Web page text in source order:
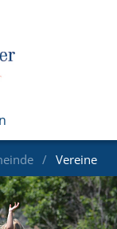
Vereine